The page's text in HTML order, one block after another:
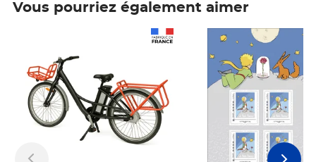
Vous pourriez également aimer
Prix 6,25€ HT